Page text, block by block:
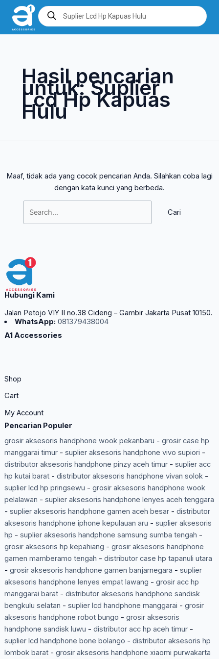
Lewati
konten
Products
search
Hasil pencarian
untuk:Suplier
Lcd Hp Kapuas
Hulu
Maaf, tidak ada yang cocok pencarian Anda. Silahkan coba lagi
dengan kata kunci yang berbeda.
Cari
untuk:
Hubungi Kami
Jalan Petojo VIY II no.38 Cideng – Gambir Jakarta Pusat 10150.
WhatsApp: 081379438004
A1 Accessories
Shop
Cart
My Account
Pencarian Populer
grosir aksesoris handphone wook pekanbaru - grosir case hp
manggarai timur- suplier aksesoris handphone vivo supiori -
distributor aksesoris handphone pinzy aceh timur- suplier acc
hp kutai barat- distributor aksesoris handphone vivan solok-
suplier lcd hp pringsewu - grosir aksesoris handphone wook
pelalawan - suplier aksesoris handphone lenyes aceh tenggara
- suplier aksesoris handphone gamen aceh besar- distributor
aksesoris handphone iphone kepulauan aru - suplier aksesoris
hp - suplier aksesoris handphone samsung sumba tengah -
grosir aksesoris hp kepahiang - grosir aksesoris handphone
gamen mamberamo tengah - distributor case hp tapanuli utara
- grosir aksesoris handphone gamen banjarnegara - suplier
aksesoris handphone lenyes empat lawang - grosir acc hp
manggarai barat- distributor aksesoris handphone sandisk
bengkulu selatan - suplier lcd handphone manggarai - grosir
aksesoris handphone robot bungo - grosir aksesoris
handphone sandisk luwu - distributor acc hp aceh timur-
suplier lcd handphone bone bolango - distributor aksesoris hp
lombok barat- grosir aksesoris handphone xiaomi purwakarta